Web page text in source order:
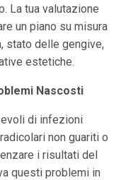
La tua valutazione
un piano su misura
stato delle gengive,
estetiche.
Nascosti
di infezioni
non guariti o
i risultati del
questi problemi in